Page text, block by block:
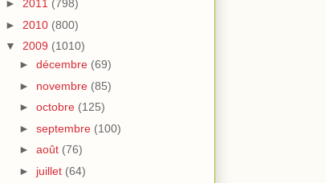
► 2011 (798)
► 2010 (800)
▼ 2009 (1010)
► décembre (69)
► novembre (85)
► octobre (125)
► septembre (100)
► août (76)
► juillet (64)